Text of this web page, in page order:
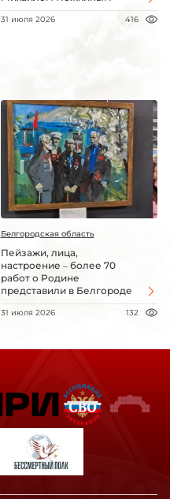
31 июля 2026 416
Белгородская область
Пейзажи, лица,
настроение – более 70
работ о Родине
представили в Белгороде
31 июля 2026 132